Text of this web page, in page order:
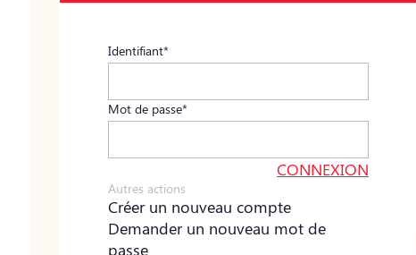
Identifiant*
Mot de passe*
Autres actions
Créer un nouveau compte
Demander un nouveau mot de
passe